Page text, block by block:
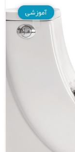
آموزشی